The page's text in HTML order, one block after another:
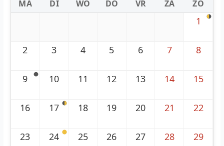
MA DI WO DO VR ZA ZO
1
2 3 4 5 6 7 8
9 10 11 12 13 14 15
16 17 18 19 20 21 22
23 24 25 26 27 28 29